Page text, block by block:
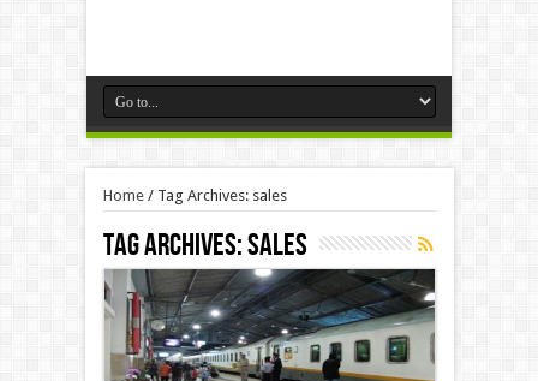
Home/ Tag Archives: sales
Tag Archives:sales